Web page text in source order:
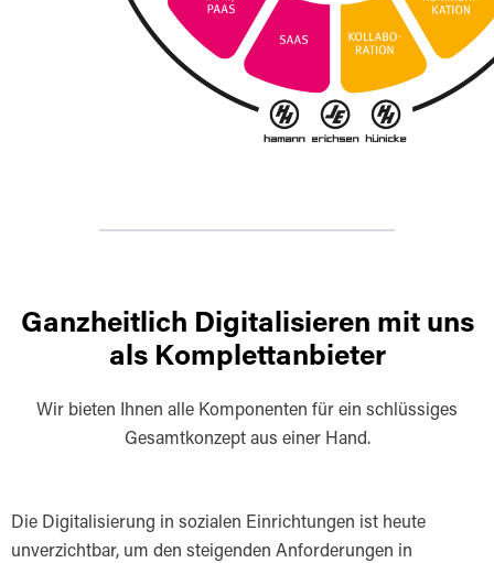
Ganzheitlich Digitalisieren mit uns
als Komplettanbieter
Wir bieten Ihnen alle Komponenten für ein schlüssiges
Gesamtkonzept aus einer Hand.
Die Digitalisierung in sozialen Einrichtungen ist heute
unverzichtbar, um den steigenden Anforderungen in